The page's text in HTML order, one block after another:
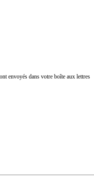
envoyés dans votre boîte aux lettres